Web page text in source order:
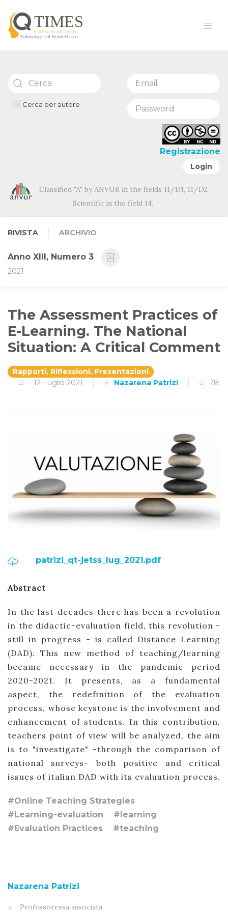
Cerca per autore
Registrazione
Login
Classified "A" by ANVUR in the fields 11/D1, 11/D2
Scientific in the field 14.
RIVISTA ARCHIVIO
Anno XIII, Numero 3
2021
The Assessment Practices of
E-Learning. The National
Situation: A Critical Comment
Rapporti, Riflessioni, Presentazioni
12 Luglio 2021
Nazarena Patrizi 78
patrizi_qt-jetss_lug_2021.pdf
Abstract
In the last decades there has been a revolution
in the didactic-evaluation field, this revolution -
still in progress - is called Distance Learning
(DAD). This new method of teaching/learning
became necessary in the pandemic period
2020-2021. It presents, as a fundamental
aspect, the redefinition of the evaluation
process, whose keystone is the involvement and
enhancement of students. In this contribution,
teachers point of view will be analyzed, the aim
is to "investigate" -through the comparison of
national surveys- both positive and critical
issues of italian DAD with its evaluation process.
#Online Teaching Strategies
#Learning-evaluation
#learning
#Evaluation Practices
#teaching
Nazarena Patrizi
Professoressa associata